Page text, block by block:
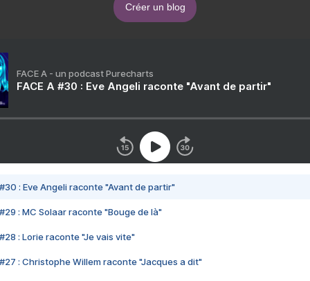
Créer un blog
FACE A - un podcast Purecharts
FACE A #30 : Eve Angeli raconte "Avant de partir"
#30 : Eve Angeli raconte "Avant de partir"
#29 : MC Solaar raconte "Bouge de là"
#28 : Lorie raconte "Je vais vite"
#27 : Christophe Willem raconte "Jacques a dit"